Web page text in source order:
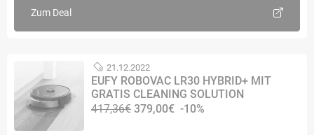
Zum Deal
21.12.2022
EUFY ROBOVAC LR30 HYBRID+ MIT
GRATIS CLEANING SOLUTION
417,36€ 379,00€ -10%